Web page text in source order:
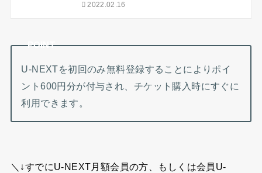
2022.02.16
POINT
U-NEXTを初回のみ無料登録することによりポイ
ント600円分が付与され、チケット購入時にすぐに
利用できます。
＼↓すでにU-NEXT月額会員の方、もしくは会員U-